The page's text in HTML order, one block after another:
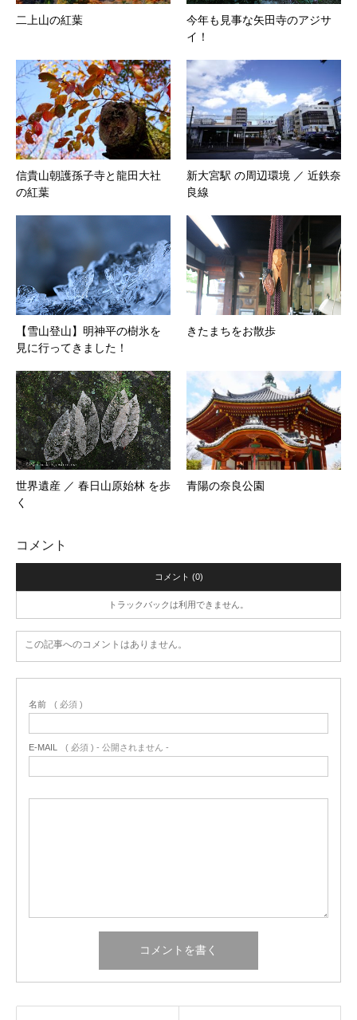
二上山の紅葉
今年も見事な矢田寺のアジサ
イ！
信貴山朝護孫子寺と龍田大社
の紅葉
新大宮駅 の周辺環境 ／ 近鉄奈
良線
【雪山登山】明神平の樹氷を
見に行ってきました！
きたまちをお散歩
世界遺産 ／ 春日山原始林 を歩
く
青陽の奈良公園
コメント
コメント (0)
トラックバックは利用できません。
この記事へのコメントはありません。
名前 ( 必須 )
E-MAIL ( 必須 ) - 公開されません -